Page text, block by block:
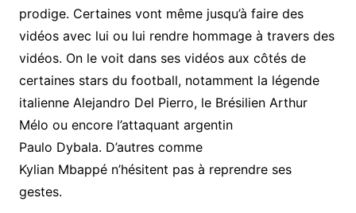
prodige. Certaines vont même jusqu’à faire des
vidéos avec lui ou lui rendre hommage à travers des
vidéos. On le voit dans ses vidéos aux côtés de
certaines stars du football, notamment la légende
italienne Alejandro Del Pierro, le Brésilien Arthur
Mélo ou encore l’attaquant argentin
Paulo Dybala. D’autres comme
Kylian Mbappé n’hésitent pas à reprendre ses
gestes.